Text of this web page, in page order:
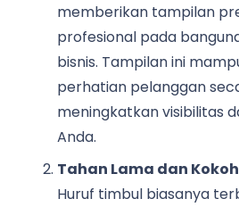
memberikan tampilan
profesional pada
bisnis. Tampilan ini
perhatian pelanggan
meningkatkan visibilitas
Anda.
Tahan Lama dan Kokoh
Huruf timbul biasanya